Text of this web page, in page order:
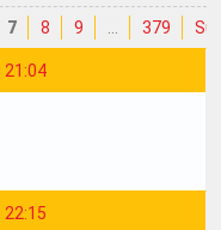
7 8 9 379
21:04
22:15